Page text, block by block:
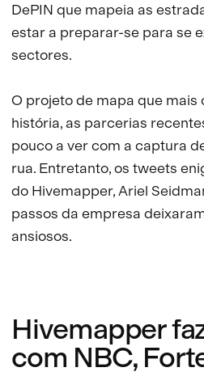
DePIN que mapeia as
estar a preparar-se para se
sectores.
O projeto de mapa que mais
história, as parcerias
pouco a ver com a captura
rua. Entretanto, os tweets
do Hivemapper, Ariel
passos da empresa
ansiosos.
Hivemapper
com NBC,